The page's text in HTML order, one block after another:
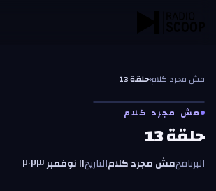
مش مجرد كلام‹حلقة 13
م
ممش مجرد كلام
حلقة 13
البرنامجمش مجرد كلامالتاريخ١١ نوفمبر ٢٠٢٣